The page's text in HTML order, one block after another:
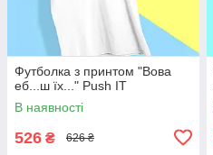
Футболка з принтом "Вова
еб...ш їх..." Push IT
В наявності
526 ₴ 626 ₴